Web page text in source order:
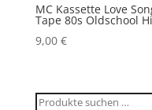
MC Kassette Love
Tape 80s Oldschool
9,00 €
Suchen